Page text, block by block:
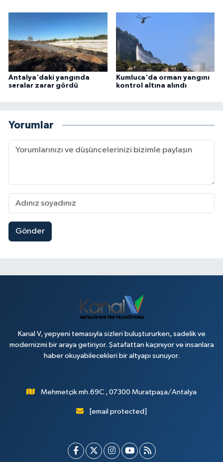
Antalya'daki yangında
seralar zarar gördü
Kumluca'da orman yangını
kontrol altına alındı
Yorumlar
Gönder
Kanal V, yepyeni temasıyla sizleri buluştururken, sadelik ve
modernizmi bir araya getiriyor. Şatafattan kaçınıyor ve insanlara
haber okuyabilecekleri bir altyapı sunuyor.
Mehmetçik mh.69C , 07300 Muratpaşa/Antalya
[email protected]